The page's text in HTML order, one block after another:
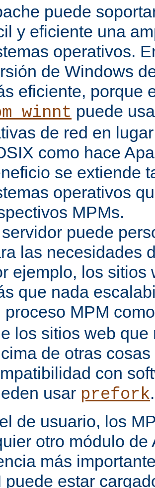
puede
y eficiente una
operativos.
de Windows
eficiente, porque
puede
de red en
como hace
se extiende
operativos
MPMs.
puede
las necesidades
ejemplo, los sitios
que nada
proceso MPM
los sitios web que
de otras
con
usar prefork.
de usuario, los
otro módulo de
más
puede estar